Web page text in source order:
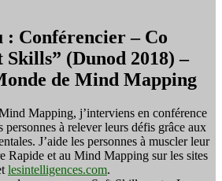
: Conférencier – Co
Skills” (Dunod 2018) –
de Mind Mapping
Mapping, j’interviens en conférence
à relever leurs défis grâce aux
J’aide les personnes à muscler leur
Rapide et au Mind Mapping sur les sites
lesintelligences.com.